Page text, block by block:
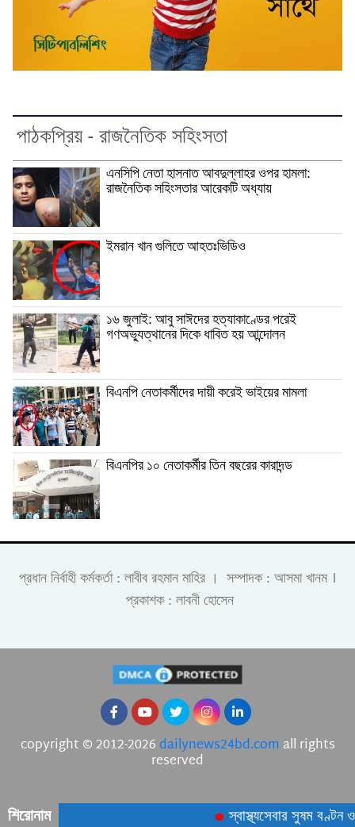
পাঠকপ্রিয় - রাজনৈতিক সহিংসতা
এনসিপি নেতা হাসনাত আবদুল্লাহর ওপর হামলা:
রাজনৈতিক সহিংসতার আরেকটি অধ্যায়
ইমরান খান গুলিতে আহতঃভিডিও
১৬ জুলাই: আবু সাঈদের হত্যাকাণ্ডের পরেই
গণঅভ্যুত্থানের দিকে ধাবিত হয় আন্দোলন
বিএনপি নেতাকর্মীদের দায়ী করেই ভাইয়ের মামলা
বিএনপির ১০ নেতাকর্মীর তিন বছরের কারাদন্ড
প্রধান নির্বাহী কর্মকর্তা : লাবীব রহমান মাহির । সম্পাদক : আসমা খানম ।
প্রকাশক : লাবনী হোসেন
copyright © 2012-2026dailynews24bd.com all rights
reserved
শিরোনাম স্বাস্থ্যসেবার সুষম বণ্টন